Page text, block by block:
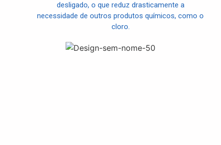
desligado, o que reduz drasticamente a
necessidade de outros produtos químicos, como o
cloro.